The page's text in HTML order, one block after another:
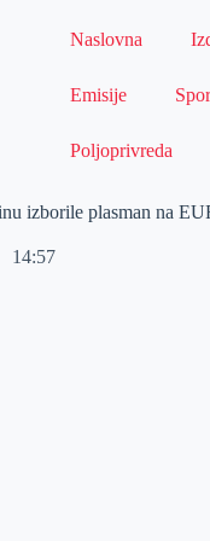
Naslovna
Emisije
Poljoprivreda
izborile plasman na
14:57